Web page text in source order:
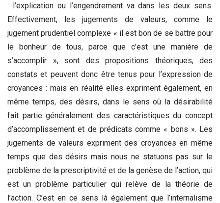
: l’explication ou l’engendrement va dans les deux sens.
Effectivement, les jugements de valeurs, comme le
jugement prudentiel complexe « il est bon de se battre pour
le bonheur de tous, parce que c’est une manière de
s’accomplir », sont des propositions théoriques, des
constats et peuvent donc être tenus pour l’expression de
croyances : mais en réalité elles expriment également, en
même temps, des désirs, dans le sens où la désirabilité
fait partie généralement des caractéristiques du concept
d’accomplissement et de prédicats comme « bons ». Les
jugements de valeurs expriment des croyances en même
temps que des désirs mais nous ne statuons pas sur le
problème de la prescriptivité et de la genèse de l’action, qui
est un problème particulier qui relève de la théorie de
l’action. C’est en ce sens là également que l’internalisme